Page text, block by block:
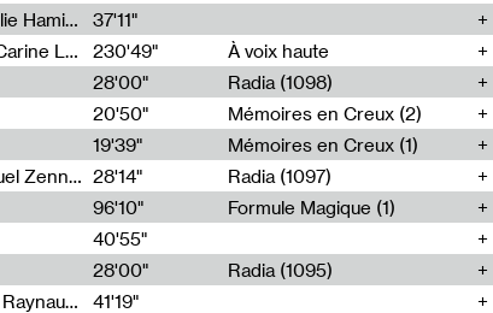
Corentin Canesson,Julien Tiberi,Charlie Hamish Jeffery
37'11"
Agathe Boulanger,Sybille Chevreuse,Carine Lendrin,Léna Monnier,Graziela Susin,Camille Zuber 230'49"
À voix haute
28'00"
Radia (1098)
20'50"
Mémoires en Creux (2)
19'39"
Mémoires en Creux (1)
Cécile Tonizzo,Nicolas Couturier,Manuel Zenner,Aquila Lescene,Curtis Coco,Cyril Magnier 28'14"
Radia (1097)
96'10"
Formule Magique (1)
40'55"
28'00"
Radia (1095)
Jérôme Game,Thomas Corlin,Thierry Raynaud,Hubert Colas
41'19"